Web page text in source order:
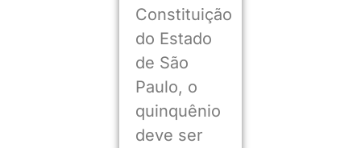
Constituição
do Estado
de São
Paulo, o
quinquênio
deve ser